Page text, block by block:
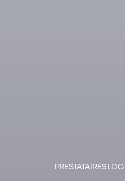
PRESTATAIRES